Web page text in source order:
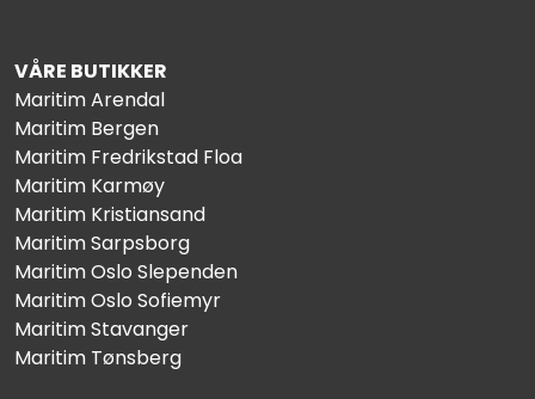
VÅRE BUTIKKER
Maritim Arendal
Maritim Bergen
Maritim Fredrikstad Floa
Maritim Karmøy
Maritim Kristiansand
Maritim Sarpsborg
Maritim Oslo Slependen
Maritim Oslo Sofiemyr
Maritim Stavanger
Maritim Tønsberg